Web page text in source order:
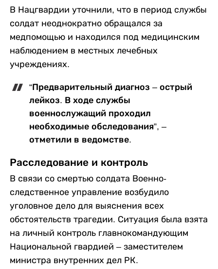
В Нацгвардии уточнили, что в период службы
солдат неоднократно обращался за
медпомощью и находился под медицинским
наблюдением в местных лечебных
учреждениях.
“Предварительный диагноз – острый
лейкоз. В ходе службы
военнослужащий проходил
необходимые обследования”, –
отметили в ведомстве.
Расследование и контроль
В связи со смертью солдата Военно-
следственное управление возбудило
уголовное дело для выяснения всех
обстоятельств трагедии. Ситуация была взята
на личный контроль главнокомандующим
Национальной гвардией – заместителем
министра внутренних дел РК.